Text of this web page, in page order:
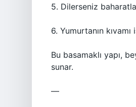
5. Dilerseniz
6. Yumurtanın
Bu basamaklı yapı,
sunar.
—